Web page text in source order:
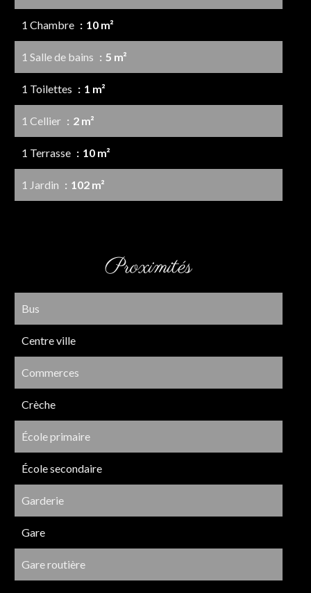
1 Chambre 10 m²
1 Salle de bains 5 m²
1 Toilettes 1 m²
1 Cellier 2 m²
1 Terrasse 10 m²
1 Jardin 102 m²
Proximités
Bus
Centre ville
Commerces
Crèche
École primaire
École secondaire
Garderie
Gare
Gare routière